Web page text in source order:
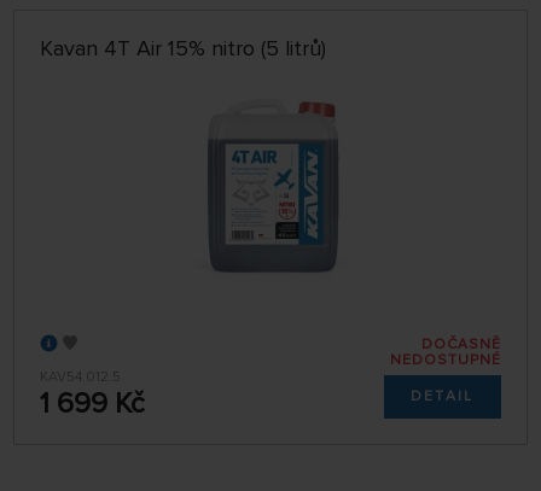
Kavan 4T Air 15% nitro (5 litrů)
KAV54.012.5
1 699 Kč
DOČASNĚ
NEDOSTUPNÉ
DETAIL